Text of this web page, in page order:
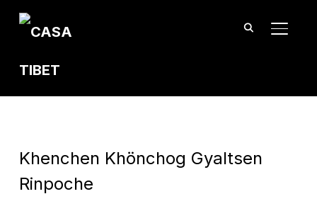
Khenchen Khönchog Gyaltsen
Rinpoche